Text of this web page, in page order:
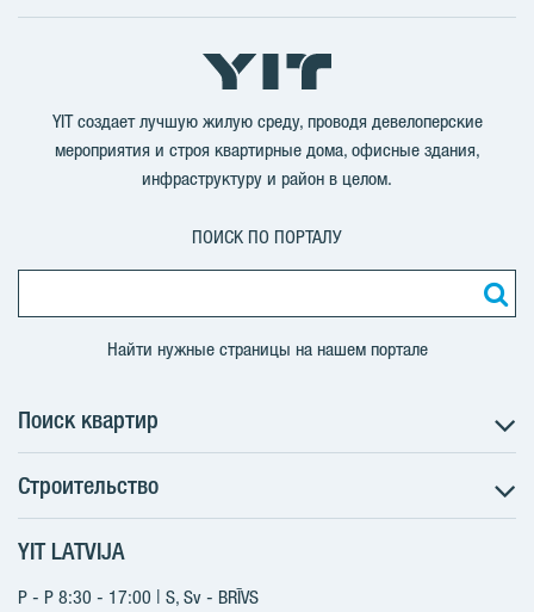
Мы
Youtube
Мы
в
LinkedIn
Мы
в
Twitter
Мы
YIT создает лучшую жилую среду, проводя девелоперские
мероприятия и строя квартирные дома, офисные здания,
инфраструктуру и район в целом.
ПОИСК ПО ПОРТАЛУ
Найти нужные страницы на нашем портале
Поиск квартир
Поиск квартир
Информация для покупателей
Будущие проекты
YIT Plus
Строительство
Строительство
Актуальные проекты
YIT LATVIJA
P - P 8:30 - 17:00 | S, Sv - BRĪVS